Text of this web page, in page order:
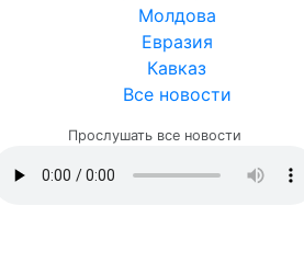
Молдова
Евразия
Кавказ
Все новости
Прослушать все новости